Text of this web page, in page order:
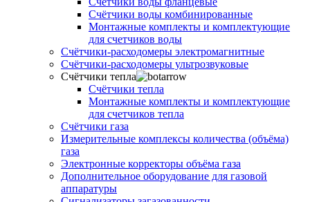
Счётчики воды комбинированные
Монтажные комплекты и комплектующие
для счетчиков воды
Счётчики-расходомеры электромагнитные
Счётчики-расходомеры ультрозвуковые
Счётчики тепла
Счётчики тепла
Монтажные комплекты и комплектующие
для счетчиков тепла
Счётчики газа
Измерительные комплексы количества (объёма)
газа
Электронные корректоры объёма газа
Дополнительное оборудование для газовой
аппаратуры